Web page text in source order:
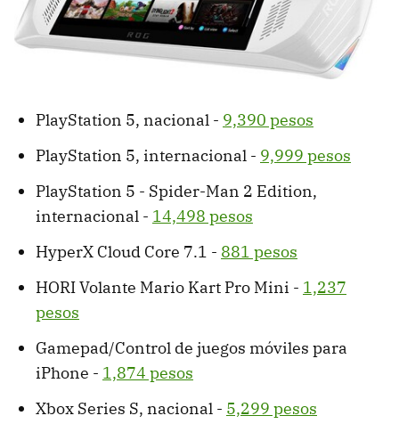
PlayStation 5, nacional - 9,390 pesos
PlayStation 5, internacional - 9,999 pesos
PlayStation 5 - Spider-Man 2 Edition,
internacional - 14,498 pesos
HyperX Cloud Core 7.1 - 881 pesos
HORI Volante Mario Kart Pro Mini - 1,237
pesos
Gamepad/Control de juegos móviles para
iPhone - 1,874 pesos
Xbox Series S, nacional - 5,299 pesos